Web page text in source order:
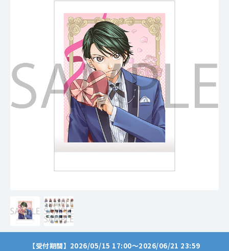
【受付期間】2026/05/15 17:00～2026/06/21 23:59